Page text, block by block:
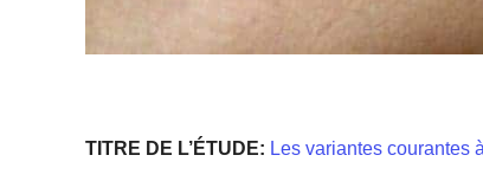
TITRE DE L’ÉTUDE: Les variantes courantes